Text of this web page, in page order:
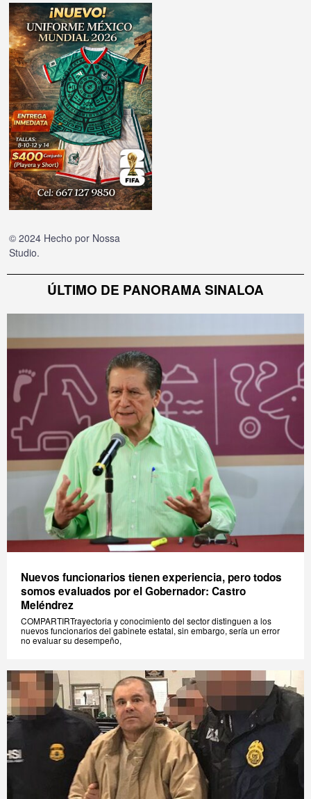
© 2024 Hecho por Nossa
Studio.
ÚLTIMO DE PANORAMA SINALOA
Nuevos funcionarios tienen experiencia, pero todos
somos evaluados por el Gobernador: Castro
Meléndrez
COMPARTIRTrayectoria y conocimiento del sector distinguen a los
nuevos funcionarios del gabinete estatal, sin embargo, sería un error
no evaluar su desempeño,